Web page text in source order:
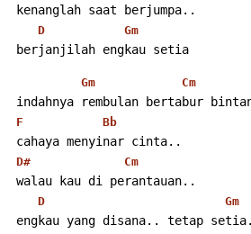
kenanglah saat berjumpa..
D Gm
berjanjilah engkau setia
Gm Cm
indahnya rembulan bertabur
F Bb
cahaya menyinar cinta..
D# Cm
walau kau di perantauan..
D Gm
engkau yang disana.. tetap